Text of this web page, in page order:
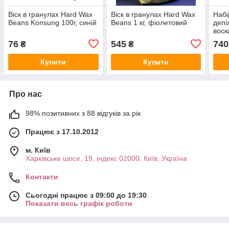
Віск в гранулах Hard Wax
Beans Konsung 100г, синій
76 ₴
Купити
Віск в гранулах Hard Wax
Beans 1 кг, фіолетовий
545₴
Купити
740
Про нас
98% позитивних з 88 відгуків за рік
Працює з 17.10.2012
м. Київ
Харківське шосе, 19, індекс 02000, Київ, Україна
Контакти
Сьогодні працює з 09:00 до 19:30
Показати весь графік роботи